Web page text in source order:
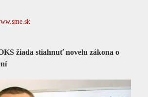
žiada stiahnuť novelu zákona o